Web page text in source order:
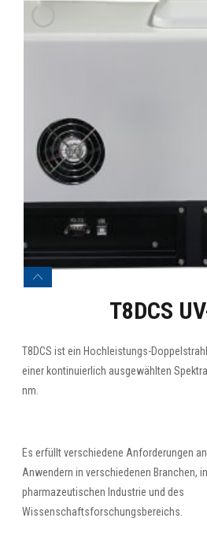
T8DCS
T8DCS ist ein Hochleistungs-
einer kontinuierlich ausgewählten
nm.
Es erfüllt verschiedene Anforderungen
Anwendern in verschiedenen Branchen,
pharmazeutischen Industrie und des
Wissenschaftsforschungsbereichs.